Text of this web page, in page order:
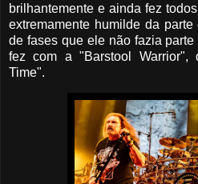
brilhantemente e ainda fez
extremamente humilde da
de fases que ele não fazia
fez com a "Barstool Warrior",
Time".